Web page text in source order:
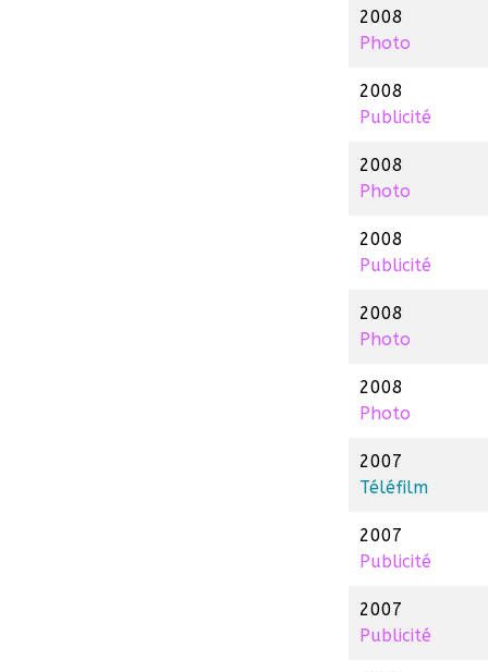
2008
Photo
2008
Publicité
2008
Photo
2008
Publicité
2008
Photo
2008
Photo
2007
Téléfilm
2007
Publicité
2007
Publicité